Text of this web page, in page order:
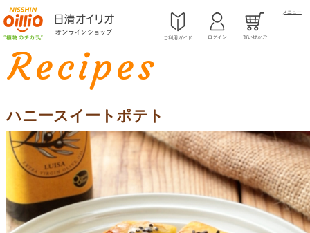
ご利用ガイド ログイン 買い物かご
メニュー
ホーム> レシピ> ルイーザ（LUISA）> ハニースイートポテト
Recipes
ハニースイートポテト